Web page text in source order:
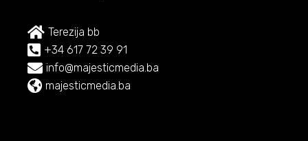
Terezija bb
+34 617 72 39 91
info@majesticmedia.ba
majesticmedia.ba